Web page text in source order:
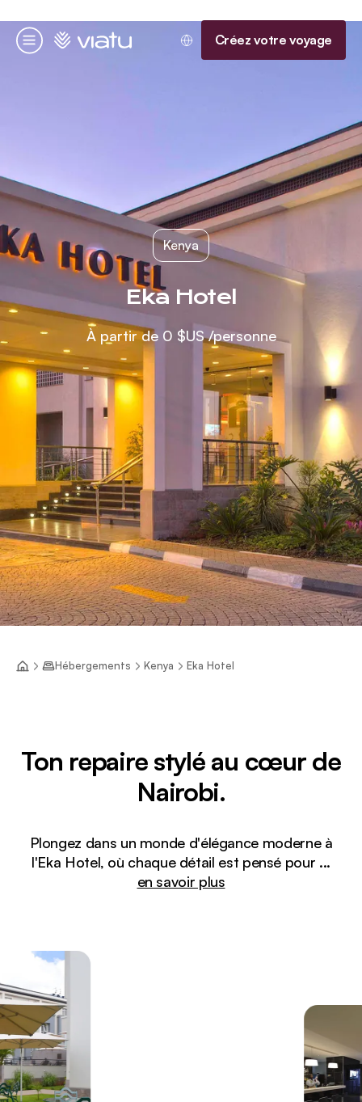
Menu
Accueil Créez votre voyage
Kenya
Eka Hotel
À partir de 0 $US/personne
Hébergements Kenya Eka Hotel
Ton repaire stylé au cœur de
Nairobi.
Plongez dans un monde d'élégance moderne à
l'Eka Hotel, où chaque détail est pensé pour ...
en savoir plus